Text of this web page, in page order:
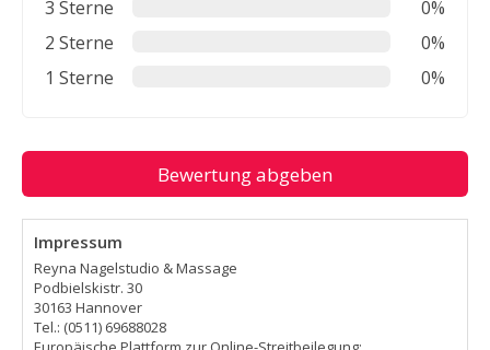
3 Sterne
0%
2 Sterne
0%
1 Sterne
0%
Bewertung abgeben
Impressum
Reyna Nagelstudio & Massage
Podbielskistr. 30
30163 Hannover
Tel.: (0511) 69688028